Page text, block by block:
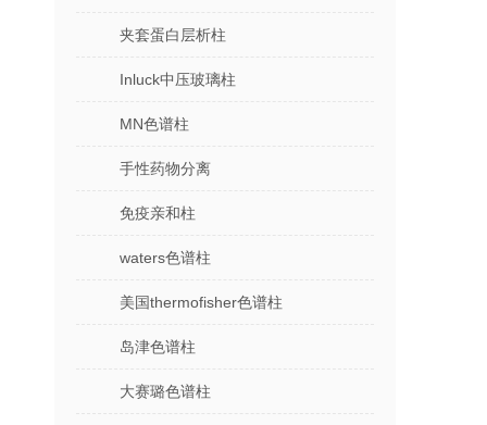
夹套蛋白层析柱
Inluck中压玻璃柱
MN色谱柱
手性药物分离
免疫亲和柱
waters色谱柱
美国thermofisher色谱柱
岛津色谱柱
大赛璐色谱柱